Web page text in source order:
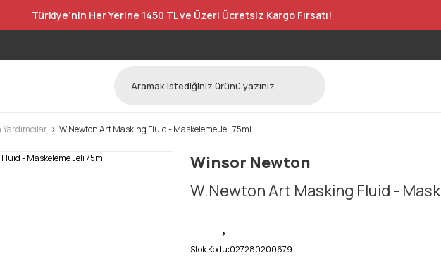
Türkiye’nin Her Yerine 1450 TL ve Üzeri Ücretsiz Kargo Fırsatı!
W.Newton Art Masking Fluid - Maskeleme Jeli 75ml
Winsor Newton
W.Newton Art Masking Fluid -
Stok Kodu:027280200679